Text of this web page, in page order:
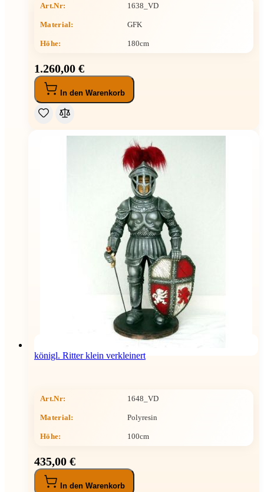
Art.Nr: 1638_VD
Material: GFK
Höhe: 180cm
1.260,00 €
In den Warenkorb
königl. Ritter klein verkleinert
Art.Nr: 1648_VD
Material: Polyresin
Höhe: 100cm
435,00 €
In den Warenkorb